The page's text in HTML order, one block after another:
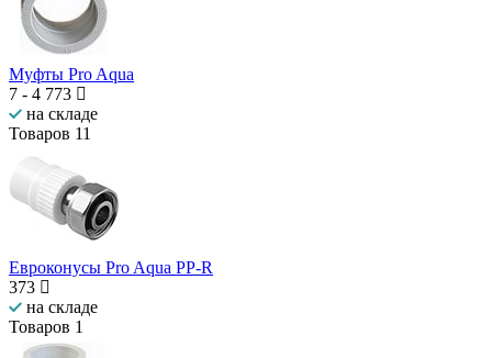
Муфты Pro Aqua
7 - 4 773
на складе
Товаров 11
Евроконусы Pro Aqua PP-R
373
на складе
Товаров 1